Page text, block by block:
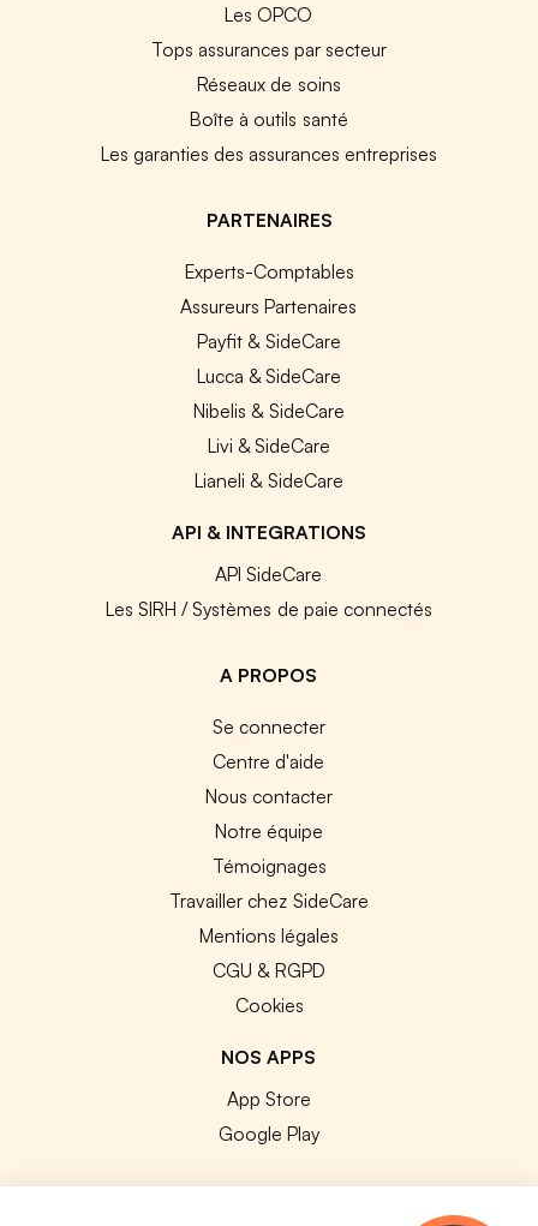
Les OPCO
Tops assurances par secteur
Réseaux de soins
Boîte à outils santé
Les garanties des assurances entreprises
PARTENAIRES
Experts-Comptables
Assureurs Partenaires
Payfit & SideCare
Lucca & SideCare
Nibelis & SideCare
Livi & SideCare
Lianeli & SideCare
API & INTEGRATIONS
API SideCare
Les SIRH / Systèmes de paie connectés
A PROPOS
Se connecter
Centre d'aide
Nous contacter
Notre équipe
Témoignages
Travailler chez SideCare
Mentions légales
CGU & RGPD
Cookies
NOS APPS
App Store
Google Play